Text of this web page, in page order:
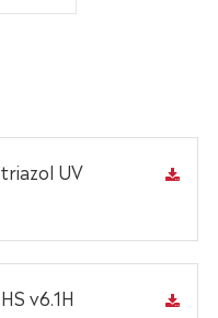
UV
v6.1H